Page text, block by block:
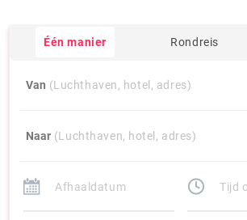
Één manier Rondreis
Van (Luchthaven, hotel, adres)
Naar (Luchthaven, hotel, adres)